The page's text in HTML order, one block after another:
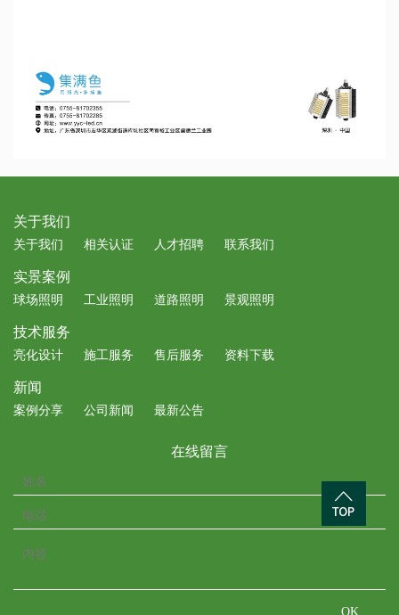
关于我们
关于我们 相关认证 人才招聘 联系我们
实景案例
球场照明 工业照明 道路照明 景观照明
技术服务
亮化设计 施工服务 售后服务 资料下载
新闻
案例分享 公司新闻 最新公告
在线留言
OK